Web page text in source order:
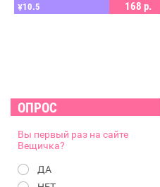
¥10.5 168 р.
ОПРОС
Вы первый раз на сайте
Вещичка?
ДА